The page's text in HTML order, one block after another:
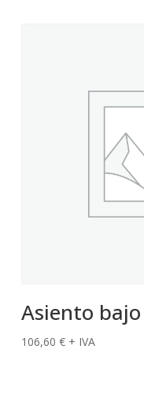
Asiento bajo
106,60€ + IVA